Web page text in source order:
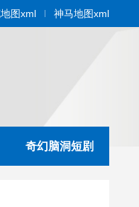
图xml 神马地图xml
奇幻脑洞短剧